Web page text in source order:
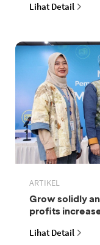
Lihat Detail
ARTIKEL
Grow solidly
profits
Lihat Detail